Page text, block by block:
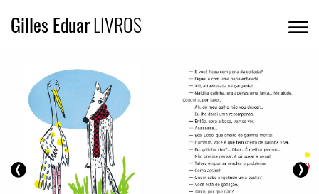
Gilles EduarLIVROS